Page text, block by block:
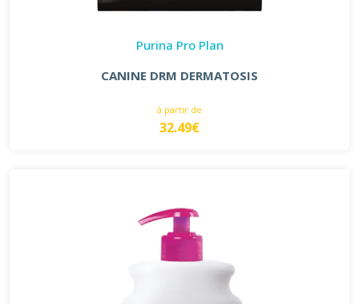
Purina Pro Plan
CANINE DRM DERMATOSIS
à partir de
32.49€